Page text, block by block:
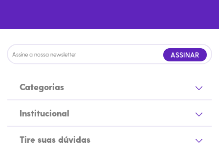
ASSINAR
Categorias
Institucional
Tire suas dúvidas